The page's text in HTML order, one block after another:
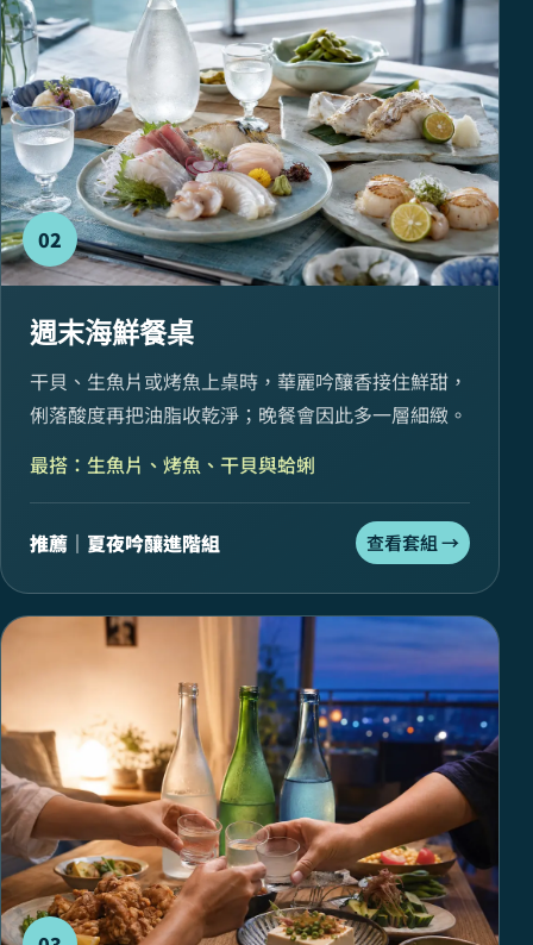
02
週末海鮮餐桌
干貝、生魚片或烤魚上桌時，華麗吟釀香接住鮮甜，
俐落酸度再把油脂收乾淨；晚餐會因此多一層細緻。
最搭：生魚片、烤魚、干貝與蛤蜊
推薦｜夏夜吟釀進階組 查看套組 →